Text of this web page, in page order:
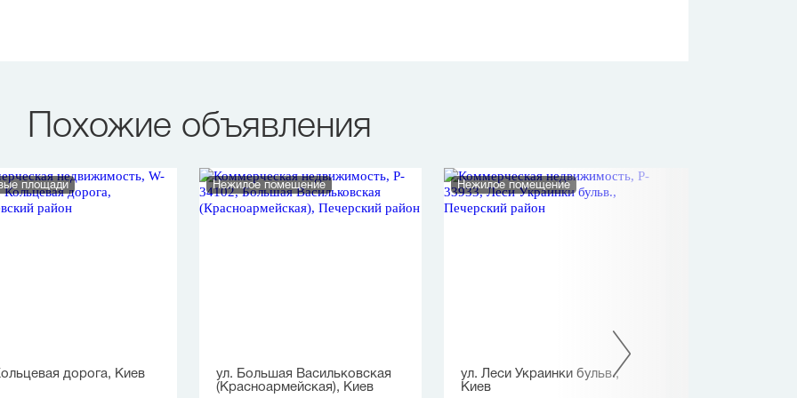
Похожие объявления
площади
дорога, Киев
Нежилое помещение
ул. Большая Васильковская
(Красноармейская), Киев
Нежилое помещение
ул. Леси Украинки бульв.,
Киев